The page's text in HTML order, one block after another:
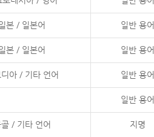
일본 / 일본어 일반 용어
일본 / 일본어 일반 용어
캄보디아 / 기타 언어 일반 용어
일반 용어
몽골 / 기타 언어 지명